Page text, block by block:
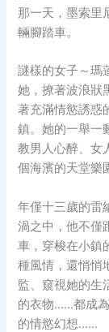
那一天，墨索里
輛腳踏車。
謎樣的女子～瑪
她，撩著波浪狀
著充滿情慾誘惑
鎮。她的一舉一
教男人心醉、女
個海濱的天堂樂
年僅十三歲的雷
渦之中，他不僅
車，穿梭在小鎮
種風情，還悄悄
監、窺視她的生
的衣物……都成
的情慾幻想……